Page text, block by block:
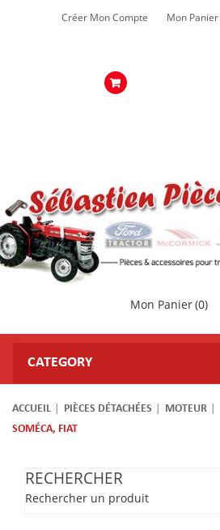
Créer Mon Compte Mon Panier
Mon Panier(0)
CATEGORY
ACCUEIL PIÈCES DÉTACHÉES MOTEUR
SOMÉCA, FIAT
RECHERCHER
Rechercher un produit